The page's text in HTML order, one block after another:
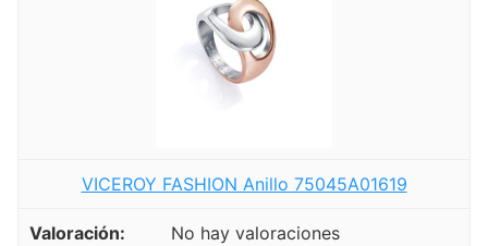
VICEROY FASHION Anillo 75045A01619
No hay valoraciones